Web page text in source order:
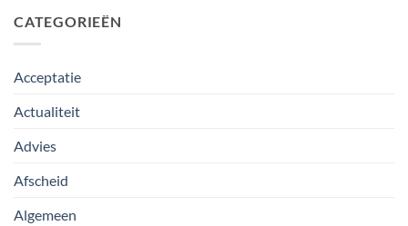
CATEGORIEËN
Acceptatie
Actualiteit
Advies
Afscheid
Algemeen